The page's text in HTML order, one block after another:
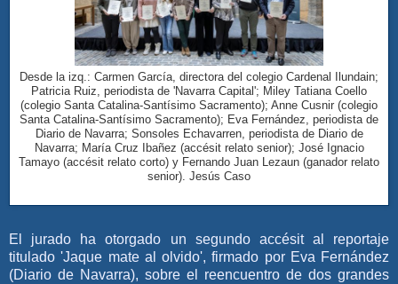
Desde la izq.: Carmen García, directora del colegio Cardenal Ilundain;
Patricia Ruiz, periodista de 'Navarra Capital'; Miley Tatiana Coello
(colegio Santa Catalina-Santísimo Sacramento); Anne Cusnir (colegio
Santa Catalina-Santísimo Sacramento); Eva Fernández, periodista de
Diario de Navarra; Sonsoles Echavarren, periodista de Diario de
Navarra; María Cruz Ibañez (accésit relato senior); José Ignacio
Tamayo (accésit relato corto) y Fernando Juan Lezaun (ganador relato
senior). Jesús Caso
El jurado ha otorgado un segundo accésit al reportaje
titulado 'Jaque mate al olvido', firmado por Eva Fernández
(Diario de Navarra), sobre el reencuentro de dos grandes